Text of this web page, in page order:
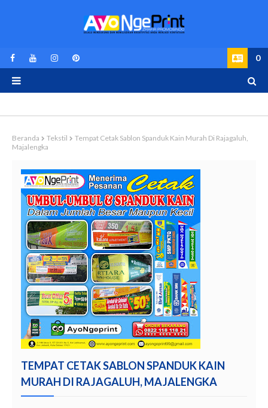
0
Beranda Tekstil
Tempat Cetak Sablon Spanduk Kain Murah Di Rajagaluh,
Majalengka
TEMPAT CETAK SABLON SPANDUK KAIN
MURAH DI RAJAGALUH, MAJALENGKA